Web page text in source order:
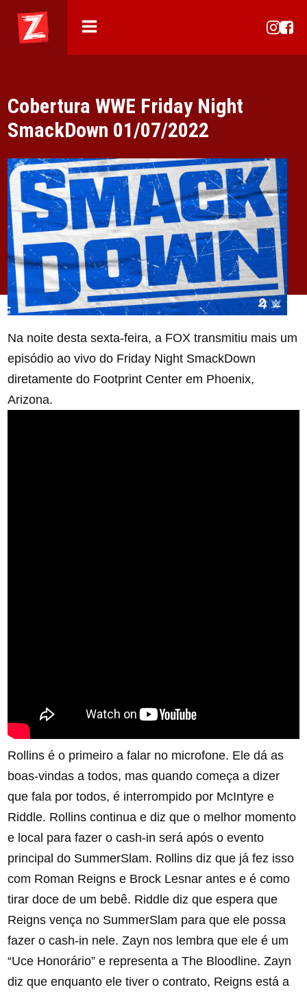
Cobertura WWE Friday Night
SmackDown 01/07/2022
Na noite desta sexta-feira, a FOX transmitiu mais um
episódio ao vivo do Friday Night SmackDown
diretamente do Footprint Center em Phoenix,
Arizona.
Rollins é o primeiro a falar no microfone. Ele dá as
boas-vindas a todos, mas quando começa a dizer
que fala por todos, é interrompido por McIntyre e
Riddle. Rollins continua e diz que o melhor momento
e local para fazer o cash-in será após o evento
principal do SummerSlam. Rollins diz que já fez isso
com Roman Reigns e Brock Lesnar antes e é como
tirar doce de um bebê. Riddle diz que espera que
Reigns vença no SummerSlam para que ele possa
fazer o cash-in nele. Zayn nos lembra que ele é um
“Uce Honorário” e representa a The Bloodline. Zayn
diz que enquanto ele tiver o contrato, Reigns está a